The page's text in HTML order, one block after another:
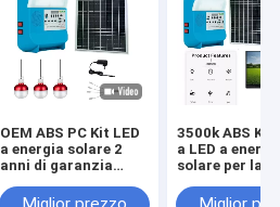
OEM ABS PC Kit LED
a energia solare 2
anni di garanzia
3500k ABS Kit
a LED a
solare per la